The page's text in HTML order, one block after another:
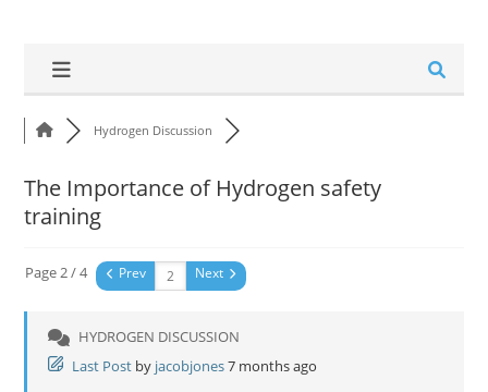
Hydrogen Discussion
The Importance of Hydrogen safety
training
Page 2 / 4 Prev Next
HYDROGEN DISCUSSION
Last Post by jacobjones7 months ago